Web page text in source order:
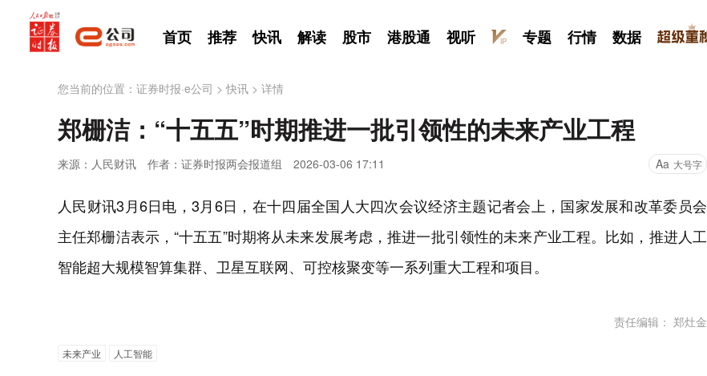
首页 推荐 快讯 解读 股市 港股通 视听 专题 行情 数据
您当前的位置： 证券时报·e公司 >快讯 > 详情
郑栅洁：“十五五”时期推进一批引领性的未来产业工程
来源：人民财讯 作者：证券时报两会报道组 2026-03-06 17:11 Aa 大号字
人民财讯3月6日电，3月6日，在十四届全国人大四次会议经济主题记者会上，国家发展和改革委员会
主任郑栅洁表示，“十五五”时期将从未来发展考虑，推进一批引领性的未来产业工程。比如，推进人工
智能超大规模智算集群、卫星互联网、可控核聚变等一系列重大工程和项目。
责任编辑： 郑灶金
未来产业 人工智能